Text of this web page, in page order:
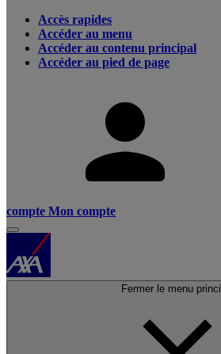
Accès rapides
Accéder au menu
Accéder au contenu principal
Accéder au pied de page
compte Mon compte
Fermer le menu